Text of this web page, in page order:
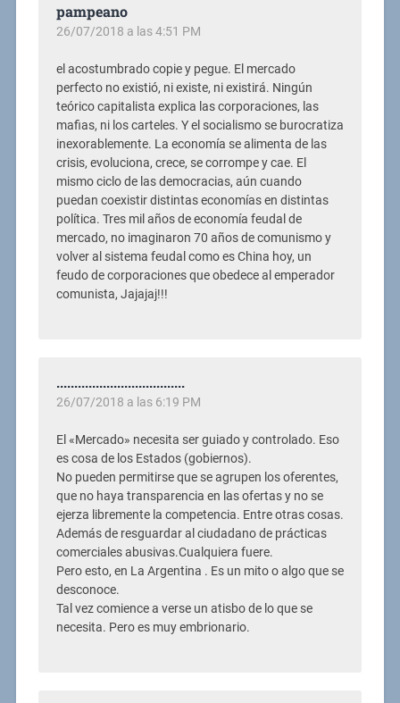
pampeano
26/07/2018 a las 4:51 PM
el acostumbrado copie y pegue. El mercado
perfecto no existió, ni existe, ni existirá. Ningún
teórico capitalista explica las corporaciones, las
mafias, ni los carteles. Y el socialismo se burocratiza
inexorablemente. La economía se alimenta de las
crisis, evoluciona, crece, se corrompe y cae. El
mismo ciclo de las democracias, aún cuando
puedan coexistir distintas economías en distintas
política. Tres mil años de economía feudal de
mercado, no imaginaron 70 años de comunismo y
volver al sistema feudal como es China hoy, un
feudo de corporaciones que obedece al emperador
comunista, Jajajaj!!!
....................................
26/07/2018 a las 6:19 PM
El «Mercado» necesita ser guiado y controlado. Eso
es cosa de los Estados (gobiernos).
No pueden permitirse que se agrupen los oferentes,
que no haya transparencia en las ofertas y no se
ejerza libremente la competencia. Entre otras cosas.
Además de resguardar al ciudadano de prácticas
comerciales abusivas.Cualquiera fuere.
Pero esto, en La Argentina . Es un mito o algo que se
desconoce.
Tal vez comience a verse un atisbo de lo que se
necesita. Pero es muy embrionario.